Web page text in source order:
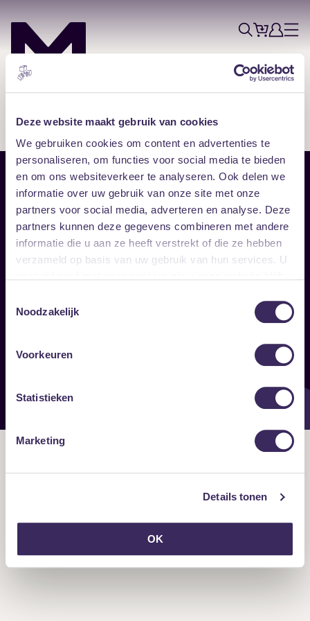
Deze website maakt gebruik van cookies
We gebruiken cookies om content en advertenties te
personaliseren, om functies voor social media te bieden
en om ons websiteverkeer te analyseren. Ook delen we
informatie over uw gebruik van onze site met onze
partners voor social media, adverteren en analyse. Deze
partners kunnen deze gegevens combineren met andere
informatie die u aan ze heeft verstrekt of die ze hebben
verzameld op basis van uw gebruik van hun services. U
Noodzakelijk
Voorkeuren
Statistieken
Marketing
Details tonen
OK
ZoekTicketsAccount
Menu
Sitemap
Home
Vrijwilligers
Verhuur
Disclaimer
Toegankelijkheid
Privacy & cookies
Follow
Onze nieuwsbrief ontvangen?